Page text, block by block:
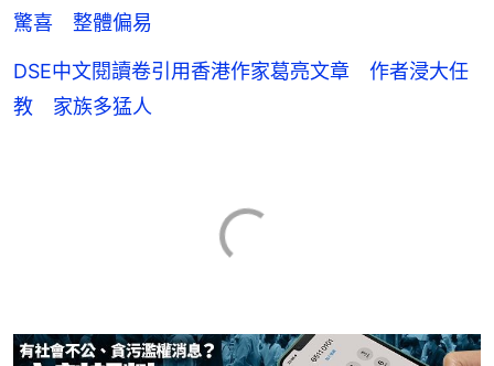
驚喜 整體偏易
DSE中文閱讀卷引用香港作家葛亮文章 作者浸大任
教 家族多猛人